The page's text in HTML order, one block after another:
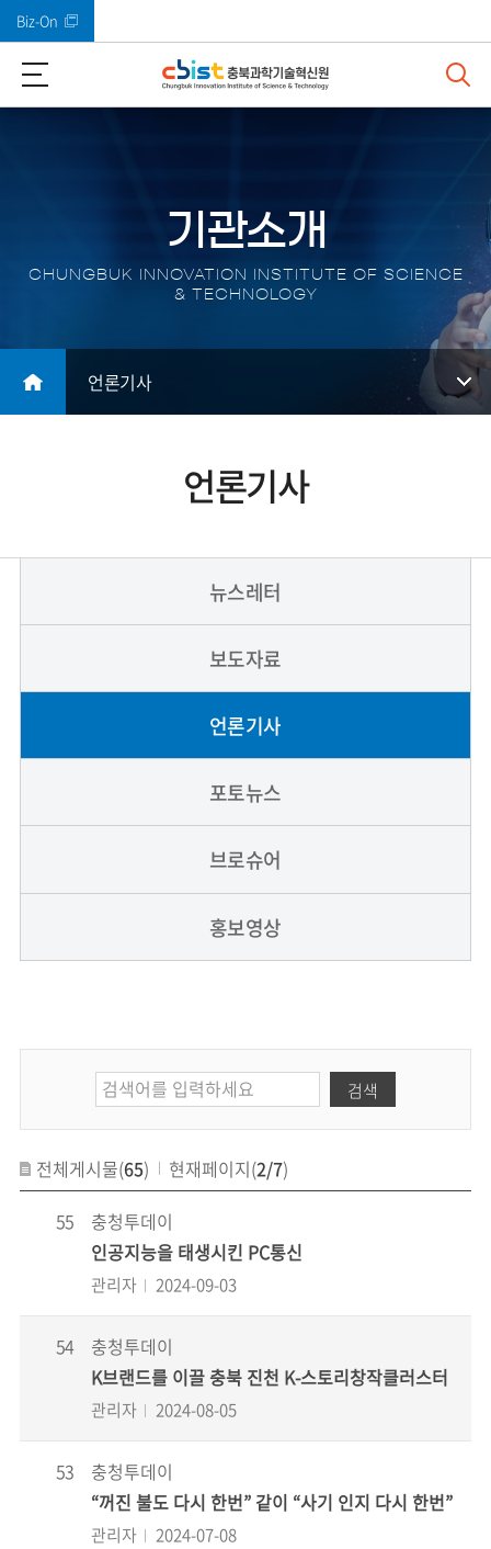
Biz-On
기관소개
CHUNGBUK INNOVATION INSTITUTE OF SCIENCE
& TECHNOLOGY
언론기사
언론기사
뉴스레터
보도자료
언론기사
포토뉴스
브로슈어
홍보영상
검색
전체게시물(65) 현재페이지(2/7)
55
충청투데이
인공지능을 태생시킨 PC통신
관리자 2024-09-03
54
충청투데이
K브랜드를 이끌 충북 진천 K-스토리창작클러스터
관리자 2024-08-05
53
충청투데이
“꺼진 불도 다시 한번” 같이 “사기 인지 다시 한번”
관리자 2024-07-08